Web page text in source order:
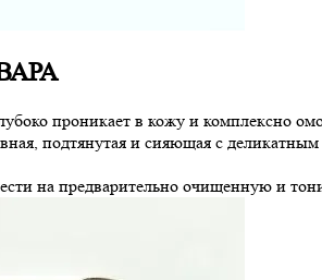
проникает в кожу и комплексно
подтянутая и сияющая с деликатным
на предварительно очищенную и